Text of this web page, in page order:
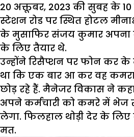
20 अक्तूबर, 2023 की सुबह के
स्टेशन रोड पर स्थित होटल
के मुसाफिर संजय कुमार
के लिए तैयार थे.
उन्होंने रिसैप्शन पर फोन कर के
था कि एक बार आ कर वह
छोड़ रहे हैं. मैनेजर विकास ने
अपने कर्मचारी को कमरे में भेज
लेगा. फिलहाल थोड़ी देर के
मत.